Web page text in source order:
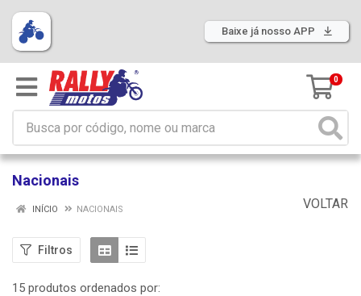
Baixe já nosso APP
0
Nacionais
VOLTAR
INÍCIO NACIONAIS
Filtros
15 produtos ordenados por: